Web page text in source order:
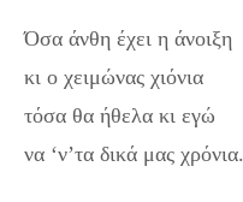
Όσα άνθη έχει η άνοιξη
κι ο χειμώνας χιόνια
τόσα θα ήθελα κι εγώ
να ‘ν’τα δικά μας χρόνια.